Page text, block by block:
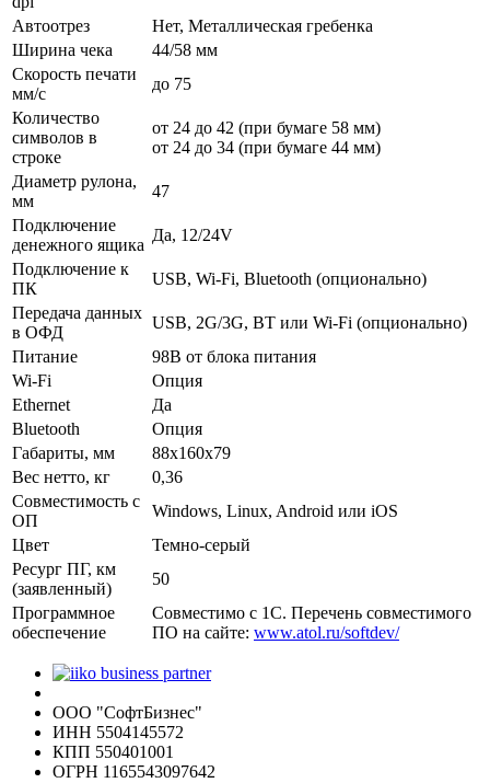
Автоотрез
Нет, Металлическая гребенка
Ширина чека
44/58 мм
Скорость печати
мм/с
до 75
Количество
символов в
строке
от 24 до 42 (при бумаге 58 мм)
от 24 до 34 (при бумаге 44 мм)
Диаметр рулона,
мм
47
Подключение
денежного ящика
Да, 12/24V
Подключение к
ПК
USB, Wi-Fi, Bluetooth (опционально)
Передача данных
в ОФД
USB, 2G/3G, BT или Wi-Fi (опционально)
Питание
98В от блока питания
Wi-Fi
Опция
Ethernet
Да
Bluetooth
Опция
Габариты, мм
88х160х79
Вес нетто, кг
0,36
Совместимость с
ОП
Windows, Linux, Android или iOS
Цвет
Темно-серый
Ресург ПГ, км
(заявленный)
50
Программное
обеспечение
Совместимо с 1С. Перечень совместимого
ПО на сайте: www.atol.ru/softdev/
ООО "СофтБизнес"
ИНН 5504145572
КПП 550401001
ОГРН 1165543097642